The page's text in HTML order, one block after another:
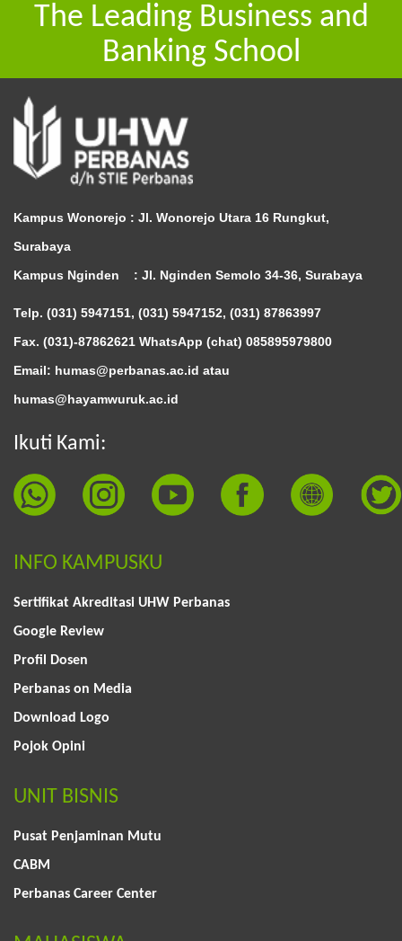
The Leading Business and
Banking School
Kampus Wonorejo : Jl. Wonorejo Utara 16 Rungkut,
Surabaya
Kampus Nginden : Jl. Nginden Semolo 34-36, Surabaya
Telp. (031) 5947151, (031) 5947152, (031) 87863997
Fax. (031)-87862621 WhatsApp (chat) 085895979800
Email: humas@perbanas.ac.id atau
humas@hayamwuruk.ac.id
Ikuti Kami:
INFO KAMPUSKU
Sertifikat Akreditasi UHW Perbanas
Google Review
Profil Dosen
Perbanas on Media
Download Logo
Pojok Opini
UNIT BISNIS
Pusat Penjaminan Mutu
CABM
Perbanas Career Center